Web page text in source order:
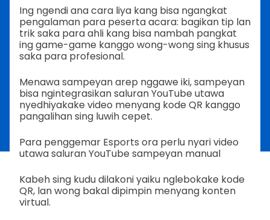
Ing ngendi ana cara liya kang bisa ngangkat
pengalaman para peserta acara: bagikan tip lan
trik saka para ahli kang bisa nambah pangkat
ing game-game kanggo wong-wong sing khusus
saka para profesional.
Menawa sampeyan arep nggawe iki, sampeyan
bisa ngintegrasikan saluran YouTube utawa
nyedhiyakake video menyang kode QR kanggo
pangalihan sing luwih cepet.
Para penggemar Esports ora perlu nyari video
utawa saluran YouTube sampeyan manual
Kabeh sing kudu dilakoni yaiku nglebokake kode
QR, lan wong bakal dipimpin menyang konten
virtual.